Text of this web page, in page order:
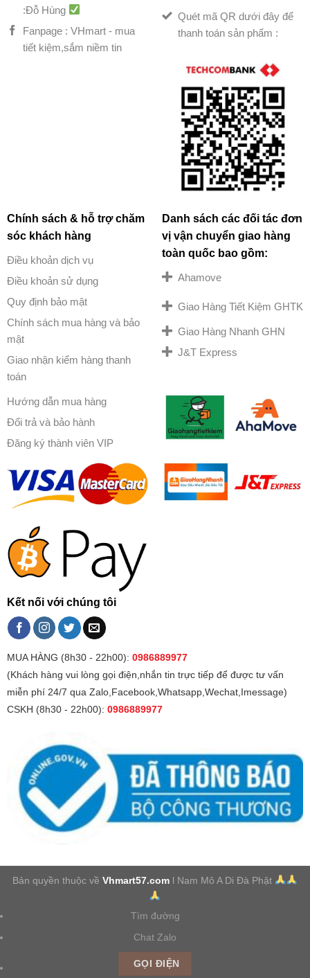
:Đỗ Hùng
Fanpage : VHmart - mua
tiết kiệm,sắm niềm tin
Quét mã QR dưới đây để
thanh toán sản phẩm :
Chính sách & hỗ trợ chăm
sóc khách hàng
Điều khoản dịch vụ
Điều khoản sử dụng
Quy định bảo mật
Chính sách mua hàng và bảo
mật
Giao nhận kiểm hàng thanh
toán
Hướng dẫn mua hàng
Đổi trả và bảo hành
Đăng ký thành viên VIP
Danh sách các đối tác đơn
vị vận chuyển giao hàng
toàn quốc bao gồm:
Ahamove
Giao Hàng Tiết Kiệm GHTK
Giao Hàng Nhanh GHN
J&T Express
Kết nối với chúng tôi
MUA HÀNG (8h30 - 22h00): 0986889977
(Khách hàng vui lòng gọi điện,nhắn tin trực tiếp để được tư vấn
miễn phí 24/7 qua Zalo,Facebook,Whatsapp,Wechat,Imessage)
CSKH (8h30 - 22h00): 0986889977
Bản quyền thuộc vềVhmart57.com l Nam Mô A Di Đà Phật
Tìm đường
Chat Zalo
GỌI ĐIỆN